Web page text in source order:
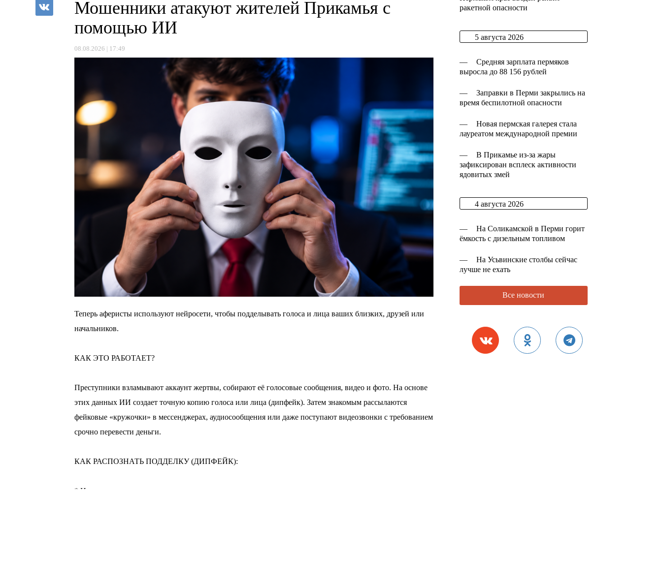
Мошенники атакуют жителей Прикамья с
помощью ИИ
08.08.2026 | 17:49
Теперь аферисты используют нейросети, чтобы подделывать голоса и лица ваших близких, друзей или
начальников.
КАК ЭТО РАБОТАЕТ?
Преступники взламывают аккаунт жертвы, собирают её голосовые сообщения, видео и фото. На основе
этих данных ИИ создает точную копию голоса или лица (дипфейк). Затем знакомым рассылаются
фейковые «кружочки» в мессенджерах, аудиосообщения или даже поступают видеозвонки с требованием
срочно перевести деньги.
КАК РАСПОЗНАТЬ ПОДДЕЛКУ (ДИПФЕЙК):
* Неестественная мимика и редкое моргание.
ракетной опасности
5 августа 2026
—
Средняя зарплата пермяков
выросла до 88 156 рублей
—
Заправки в Перми закрылись на
время беспилотной опасности
—
Новая пермская галерея стала
лауреатом международной премии
—
В Прикамье из-за жары
зафиксирован всплеск активности
ядовитых змей
4 августа 2026
—
На Соликамской в Перми горит
ёмкость с дизельным топливом
—
На Усьвинские столбы сейчас
лучше не ехать
Все новости